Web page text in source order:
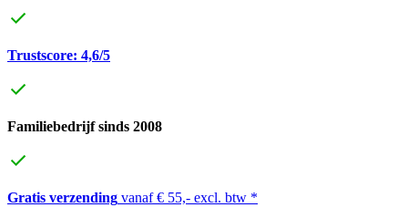
Trustscore: 4,6/5
Familiebedrijf sinds 2008
Gratis verzending vanaf € 55,- excl. btw *